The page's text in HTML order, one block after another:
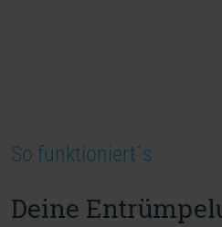
So funktioniert´s
Deine